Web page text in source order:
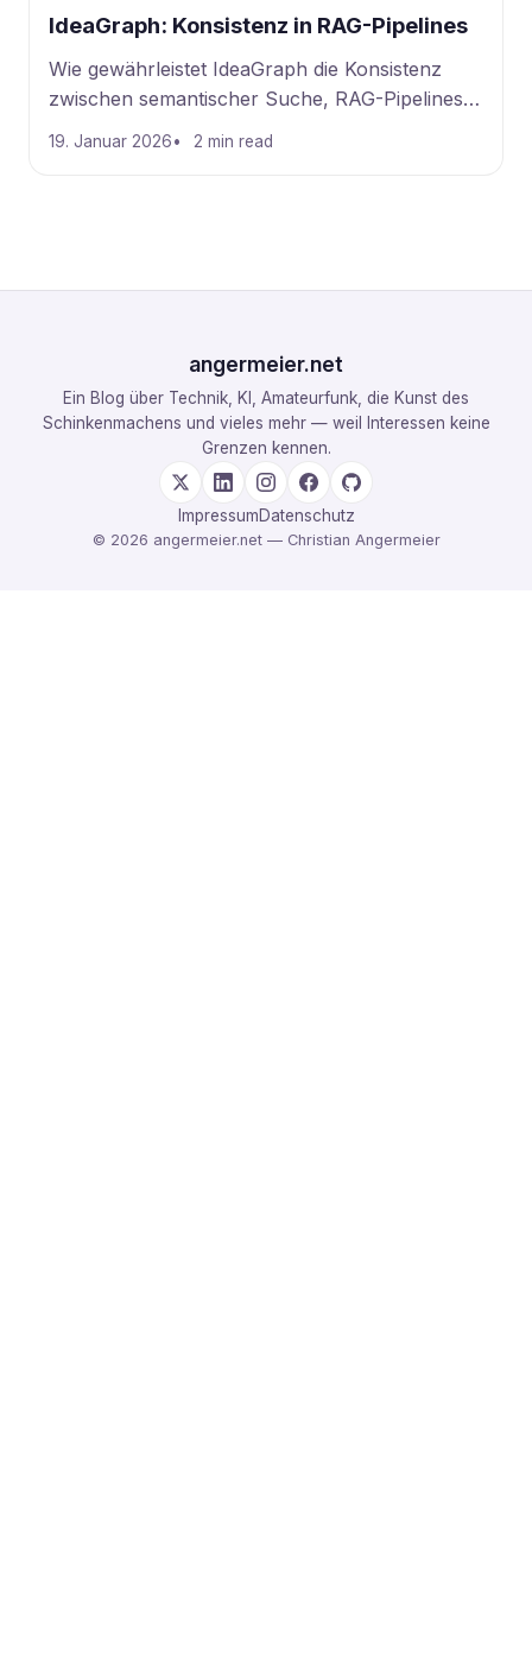
IdeaGraph: Konsistenz in RAG-Pipelines
Wie gewährleistet IdeaGraph die Konsistenz
zwischen semantischer Suche, RAG-Pipelines
19. Januar 2026 2 min read
angermeier.net
Ein Blog über Technik, KI, Amateurfunk, die Kunst des
Schinkenmachens und vieles mehr — weil Interessen keine
Grenzen kennen.
ImpressumDatenschutz
© 2026 angermeier.net — Christian Angermeier